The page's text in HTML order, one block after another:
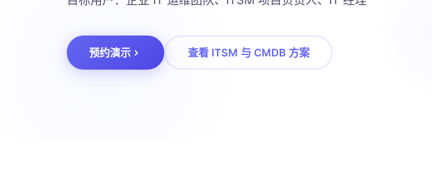
预约演示 查看 ITSM 与 CMDB 方案